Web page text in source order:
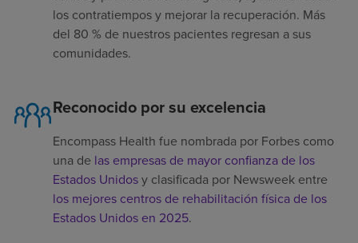
los contratiempos y mejorar la recuperación. Más
del 80 % de nuestros pacientes regresan a sus
comunidades.
Reconocido por su excelencia
Encompass Health fue nombrada por Forbes como
una de las empresas de mayor confianza de los
Estados Unidosy clasificada por Newsweek entre
los mejores centros de rehabilitación física de los
Estados Unidos en 2025.